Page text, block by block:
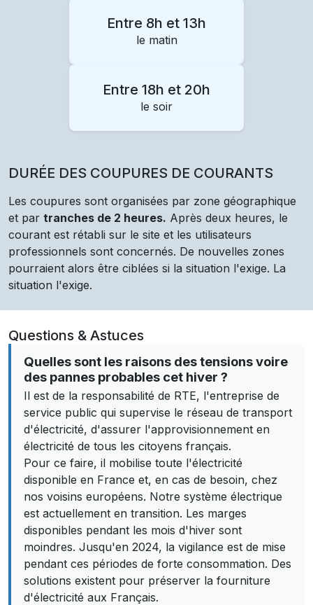
Entre 8h et 13h
le matin
Entre 18h et 20h
le soir
DURÉE DES COUPURES DE COURANTS
Les coupures sont organisées par zone géographique
et par tranches de 2 heures. Après deux heures, le
courant est rétabli sur le site et les utilisateurs
professionnels sont concernés. De nouvelles zones
pourraient alors être ciblées si la situation l'exige. La
situation l'exige.
Questions & Astuces
Quelles sont les raisons des tensions voire
des pannes probables cet hiver ?
Il est de la responsabilité de RTE, l'entreprise de
service public qui supervise le réseau de transport
d'électricité, d'assurer l'approvisionnement en
électricité de tous les citoyens français.
Pour ce faire, il mobilise toute l'électricité
disponible en France et, en cas de besoin, chez
nos voisins européens. Notre système électrique
est actuellement en transition. Les marges
disponibles pendant les mois d'hiver sont
moindres. Jusqu'en 2024, la vigilance est de mise
pendant ces périodes de forte consommation. Des
solutions existent pour préserver la fourniture
d'électricité aux Français.